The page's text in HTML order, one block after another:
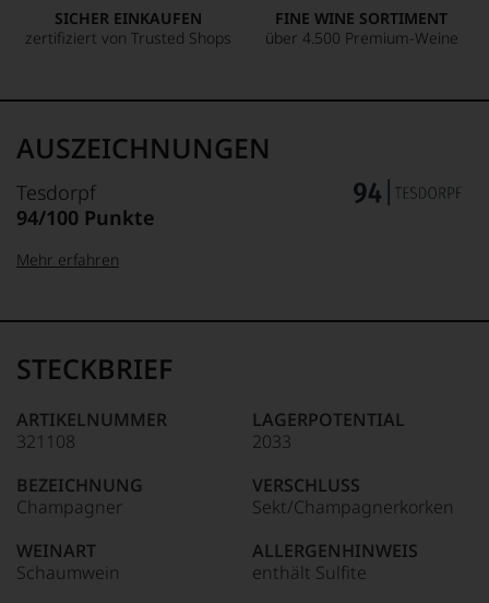
SICHER EINKAUFEN
zertifiziert von Trusted Shops
FINE WINE SORTIMENT
über 4.500 Premium-Weine
AUSZEICHNUNGEN
Tesdorpf
94/100 Punkte
95–98 Punkte:
90–94 Punkte:
Name
Tesdorpf
für
»Fine
für
die
edlen
Weine
der
Welt,
Mehr erfahren
STECKBRIEF
ARTIKELNUMMER
321108
BEZEICHNUNG
Champagner
WEINART
Schaumwein
LAGERPOTENTIAL
2033
VERSCHLUSS
Sekt/Champagnerkorken
ALLERGENHINWEIS
enthält Sulfite